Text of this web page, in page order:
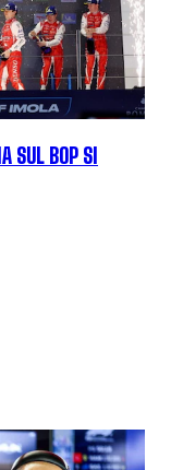
SUL BOP SI